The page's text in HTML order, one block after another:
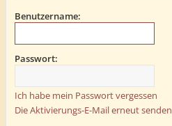
Benutzername:
Passwort:
Ich habe mein Passwort vergessen
Die Aktivierungs-E-Mail erneut senden